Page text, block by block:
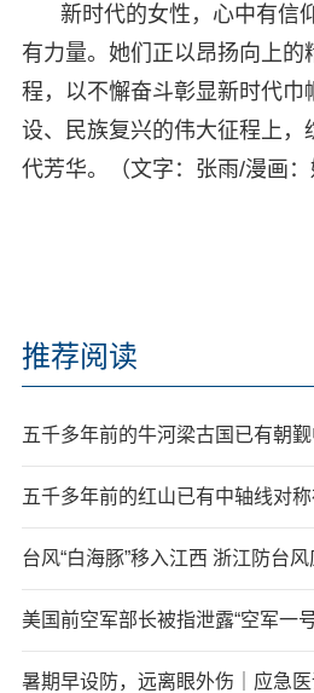
新时代的女性，心中有信
有力量。她们正以昂扬向上的
程，以不懈奋斗彰显新时代巾
设、民族复兴的伟大征程上，
代芳华。（文字：张雨/漫画：
推荐阅读
五千多年前的牛河梁古国已有朝
五千多年前的红山已有中轴线对
台风“白海豚”移入江西 浙江防台
美国前空军部长被指泄露“空军一
暑期早设防，远离眼外伤｜应急